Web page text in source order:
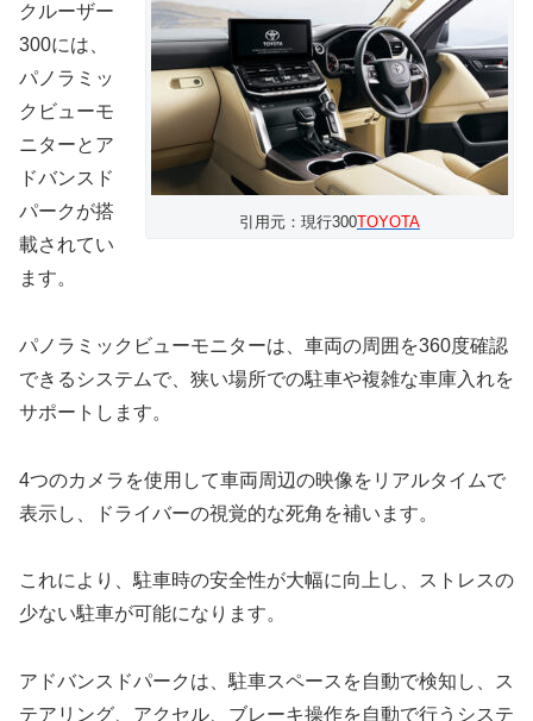
引用元：現行300TOYOTA
クルーザー
300には、
パノラミッ
クビューモ
ニターとア
ドバンスド
パークが搭
載されてい
ます。
パノラミックビューモニターは、車両の周囲を360度確認
できるシステムで、狭い場所での駐車や複雑な車庫入れを
サポートします。
4つのカメラを使用して車両周辺の映像をリアルタイムで
表示し、ドライバーの視覚的な死角を補います。
これにより、駐車時の安全性が大幅に向上し、ストレスの
少ない駐車が可能になります。
アドバンスドパークは、駐車スペースを自動で検知し、ス
テアリング、アクセル、ブレーキ操作を自動で行うシステ